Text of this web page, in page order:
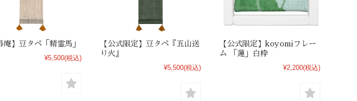
庵】豆タペ「精霊馬」
¥5,500(税込)
【公式限定】豆タペ『五山送
り火』
¥5,500(税込)
【公式限定】koyomiフレー
ム 「蓮」白枠
¥2,200(税込)